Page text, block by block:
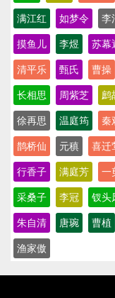
满江红 如梦令 李
摸鱼儿 李煜 苏幕
清平乐 甄氏 曹操
长相思 周紫芝 鹧
徐再思 温庭筠 秦
鹊桥仙 元稹 喜迁
行香子 满庭芳 一
采桑子 李冠 钗头
朱自清 唐琬 曹植
渔家傲